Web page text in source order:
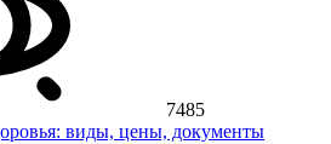
7485
виды, цены, документы